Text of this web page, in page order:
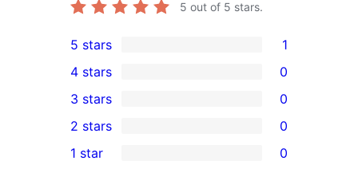
5 out of 5 stars.
1
5-
star
review
5 stars 1
4-
star
reviews
4 stars 0
0
3-
star
3 stars 0
2-
2 stars 0
1 star 0